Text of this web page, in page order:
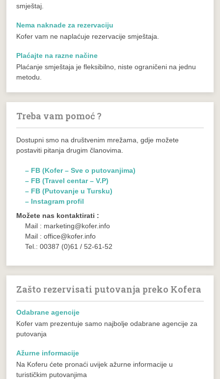
smještaj.
Nema naknade za rezervaciju
Kofer vam ne naplaćuje rezervacije smještaja.
Plaćajte na razne načine
Plaćanje smještaja je fleksibilno, niste ograničeni na jednu
metodu.
Treba vam pomoć ?
Dostupni smo na društvenim mrežama, gdje možete
postaviti pitanja drugim članovima.
– FB (Kofer – Sve o putovanjima)
– FB (Travel centar – V.P)
– FB (Putovanje u Tursku)
– Instagram profil
Možete nas kontaktirati :
Mail : marketing@kofer.info
Mail : office@kofer.info
Tel.: 00387 (0)61 / 52-61-52
Zašto rezervisati putovanja preko Kofera
Odabrane agencije
Kofer vam prezentuje samo najbolje odabrane agencije za
putovanja
Ažurne informacije
Na Koferu ćete pronaći uvijek ažurne informacije u
turističkim putovanjima